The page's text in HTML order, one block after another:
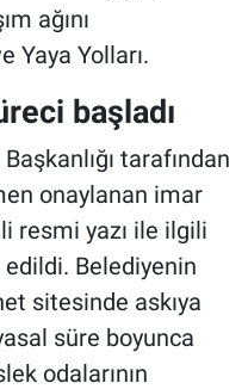
ağını
Yaya Yolları.
başladı
tarafından
onaylanan imar
resmi yazı ile ilgili
edildi. Belediyenin
sitesinde askıya
süre boyunca
odalarının